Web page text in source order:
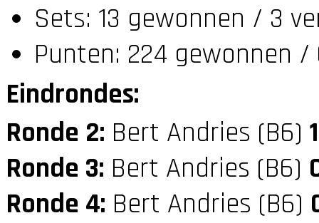
Sets: 13 gewonnen / 3
Punten: 224 gewonnen /
Eindrondes:
Ronde 2: Bert Andries (B6) 1
Ronde 3: Bert Andries (B6)
Ronde 4: Bert Andries (B6)